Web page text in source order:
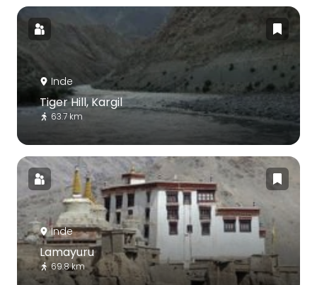
Inde
Tiger Hill, Kargil
63.7 km
Inde
Lamayuru
69.8 km